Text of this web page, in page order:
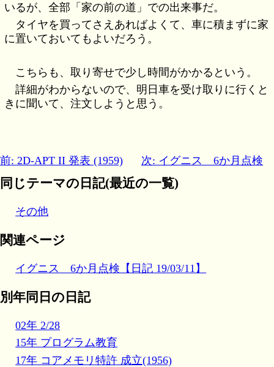
いるが、全部「家の前の道」での出来事だ。
タイヤを買ってさえあればよくて、車に積まずに家
に置いておいてもよいだろう。
こちらも、取り寄せで少し時間がかかるという。
詳細がわからないので、明日車を受け取りに行くと
きに聞いて、注文しようと思う。
前: 2D-APT II 発表 (1959) 次: イグニス 6か月点検
同じテーマの日記(最近の一覧)
その他
関連ページ
イグニス 6か月点検【日記 19/03/11】
別年同日の日記
02年 2/28
15年 プログラム教育
17年 コアメモリ特許 成立(1956)